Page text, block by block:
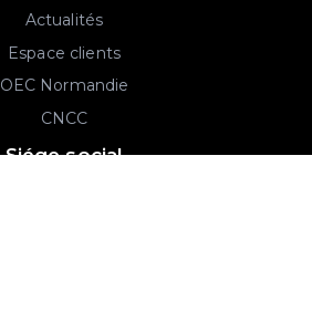
Actualités
Espace clients
OEC Normandie
CNCC
Siége social